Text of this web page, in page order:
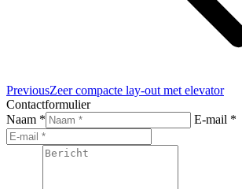
PreviousPrevious
project:
Zeer compacte lay-out met elevator
Contactformulier
Naam *
E-mail *